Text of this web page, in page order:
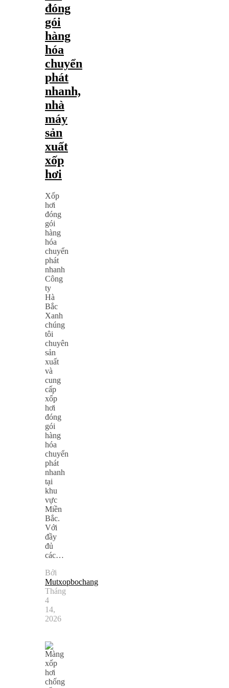
đóng
gói
hàng
hóa
chuyển
phát
nhanh,
nhà
máy
sản
xuất
xốp
hơi
Xốp
hơi
đóng
gói
hàng
hóa
chuyển
phát
nhanh
Công
ty
Hà
Bắc
Xanh
chúng
tôi
chuyên
sản
xuất
và
cung
cấp
xốp
hơi
đóng
gói
hàng
hóa
chuyển
phát
nhanh
tại
khu
vực
Miền
Bắc.
Với
đầy
đủ
các…
Bởi
Mutxopbochang
Tháng
4
14,
2026